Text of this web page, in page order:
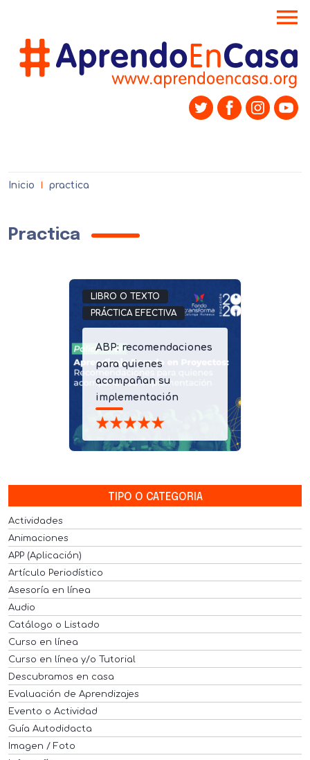
menu
Inicio practica
Practica
LIBRO O TEXTO
PRÁCTICA EFECTIVA
ABP: recomendaciones
para quienes
acompañan su
implementación
TIPO O CATEGORIA
Actividades
Animaciones
APP (Aplicación)
Artículo Periodístico
Asesoría en línea
Audio
Catálogo o Listado
Curso en línea
Curso en línea y/o Tutorial
Descubramos en casa
Evaluación de Aprendizajes
Evento o Actividad
Guía Autodidacta
Imagen / Foto